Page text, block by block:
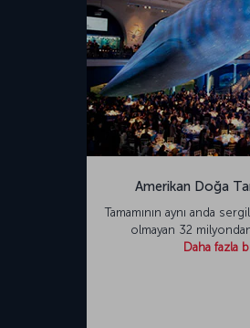
Amerikan Doğa
Tamamının aynı anda
olmayan 32
Daha fazla